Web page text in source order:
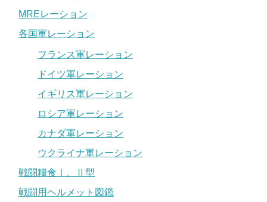
MREレーション
各国軍レーション
フランス軍レーション
ドイツ軍レーション
イギリス軍レーション
ロシア軍レーション
カナダ軍レーション
ウクライナ軍レーション
戦闘糧食Ⅰ、Ⅱ型
戦闘用ヘルメット図鑑